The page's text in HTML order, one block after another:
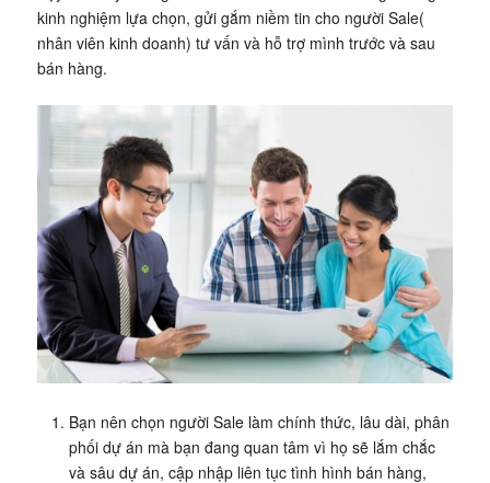
kinh nghiệm lựa chọn, gửi gắm niềm tin cho người Sale(
nhân viên kinh doanh) tư vấn và hỗ trợ mình trước và sau
bán hàng.
Bạn nên chọn người Sale làm chính thức, lâu dài, phân
phối dự án mà bạn đang quan tâm vì họ sẽ lắm chắc
và sâu dự án, cập nhập liên tục tình hình bán hàng,